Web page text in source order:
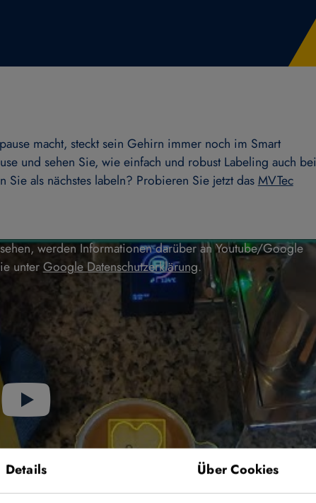
Details Über Cookies
macht, steckt sein Gehirn immer noch im Smart
und sehen Sie, wie einfach und robust Labeling auch bei
als nächstes labeln? Probieren Sie jetzt dasMVTec
werden Informationen darüber an Youtube/Google
unterGoogle Datenschutzerklärung.